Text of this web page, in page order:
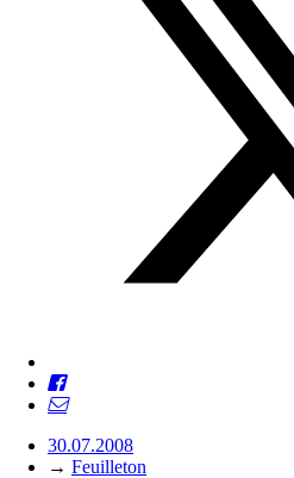
30.07.2008
→ Feuilleton